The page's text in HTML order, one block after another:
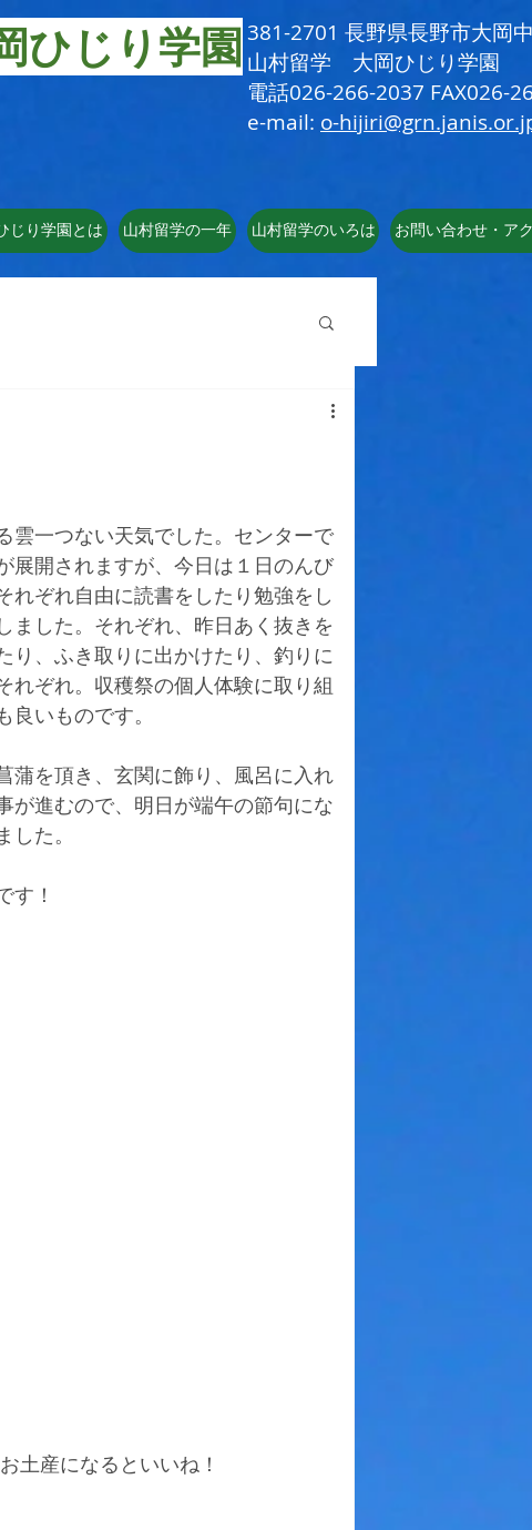
ひじり学園381-2701 長野県長野市大岡
​山村留学 大岡ひじり学園
電話026-266-2037 FAX026-
e-mail: o-
じり学園とは 山村留学の一年 山村留学のいろは お問い合わせ・ア
一つない天気でした。センターで
展開されますが、今日は１日のんび
れぞれ自由に読書をしたり勉強をし
ました。それぞれ、昨日あく抜きを
り、ふき取りに出かけたり、釣りに
れぞれ。収穫祭の個人体験に取り組
いものです。
を頂き、玄関に飾り、風呂に入れ
が進むので、明日が端午の節句にな
した。
す！
になるといいね！